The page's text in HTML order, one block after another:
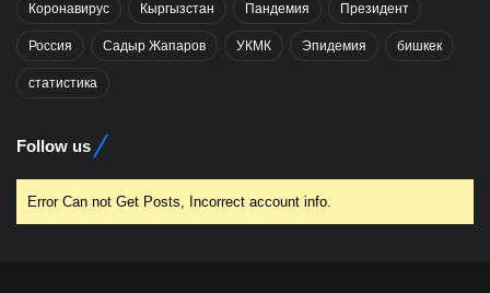
Коронавирус Кыргызстан Пандемия Президент
Россия Садыр Жапаров УКМК Эпидемия бишкек
статистика
Follow us
Error Can not Get Posts, Incorrect account info.